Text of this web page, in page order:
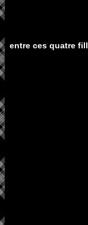
entre ces quatre